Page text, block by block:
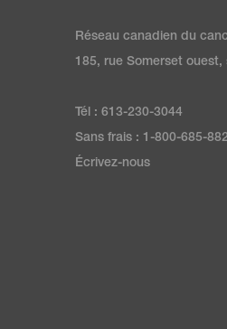
Réseau canadien du
185, rue Somerset
Tél : 613-230-3044
Sans frais : 1-800-685-
Écrivez-nous